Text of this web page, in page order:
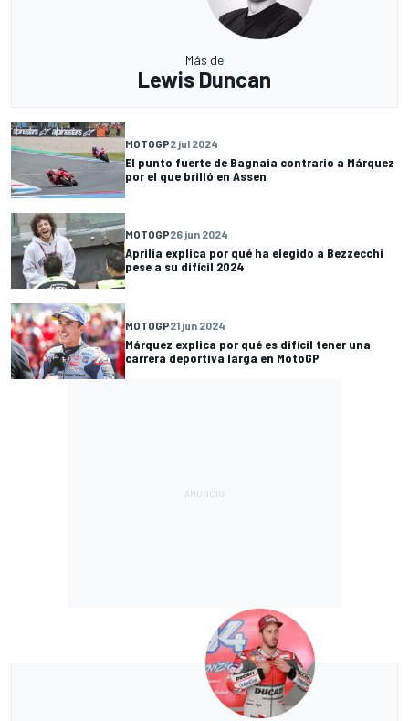
Más de
Lewis Duncan
MOTOGP2 jul 2024
El punto fuerte de Bagnaia contrario a Márquez
por el que brilló en Assen
MOTOGP26 jun 2024
Aprilia explica por qué ha elegido a Bezzecchi
pese a su difícil 2024
MOTOGP21 jun 2024
Márquez explica por qué es difícil tener una
carrera deportiva larga en MotoGP